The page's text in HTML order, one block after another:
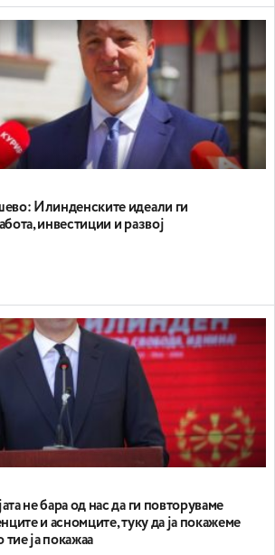
Илинденските идеали ги
инвестиции и развој
не бара од нас да ги повторуваме
и асномците, туку да ја покажеме
тие ја покажаа